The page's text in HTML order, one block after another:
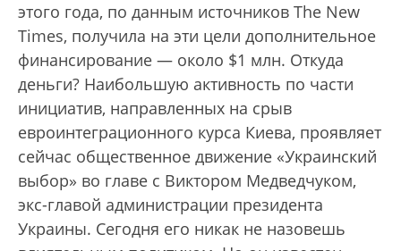
этого года, по данным источников The New
Times, получила на эти цели дополнительное
финансирование — около $1 млн. Откуда
деньги? Наибольшую активность по части
инициатив, направленных на срыв
евроинтеграционного курса Киева, проявляет
сейчас общественное движение «Украинский
выбор» во главе с Виктором Медведчуком,
экс-главой администрации президента
Украины. Сегодня его никак не назовешь